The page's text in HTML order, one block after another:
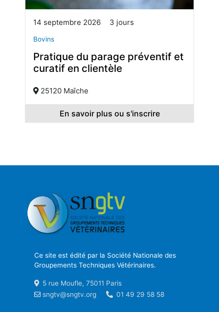
14 septembre 2026 3 jours
Bovins
Pratique du parage préventif et
curatif en clientèle
25120 Maîche
En savoir plus ou s'inscrire
Ce site est édité par la Société Nationale des
Groupements Techniques Vétérinaires.
5 rue Moufle, 75011 Paris
sngtv@sngtv.org
01 49 29 58 58